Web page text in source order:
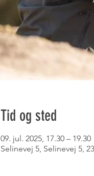
Tid og sted
09. jul. 2025, 17.30 – 19.30
Selinevej 5, Selinevej 5,